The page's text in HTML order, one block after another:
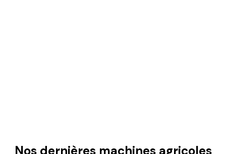
Nos dernières machines agricoles